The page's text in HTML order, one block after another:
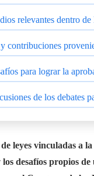
relevantes dentro
contribuciones
para lograr la
de los debates
leyes vinculadas a
desafíos propios